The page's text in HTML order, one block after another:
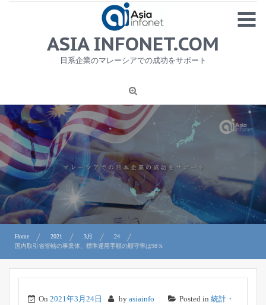
MENU
1
ニュース
労務サービス
プライバシーポリシー及び著作権について
お問合せ
ASIA INFONET.COM
日系企業のマレーシアでの成功をサポート
Home 2021 3月
24
国内取引省管轄の事業体、標準運用手順の順守率は98％
On 2021年3月24日 by asiainfo Posted in 統計・